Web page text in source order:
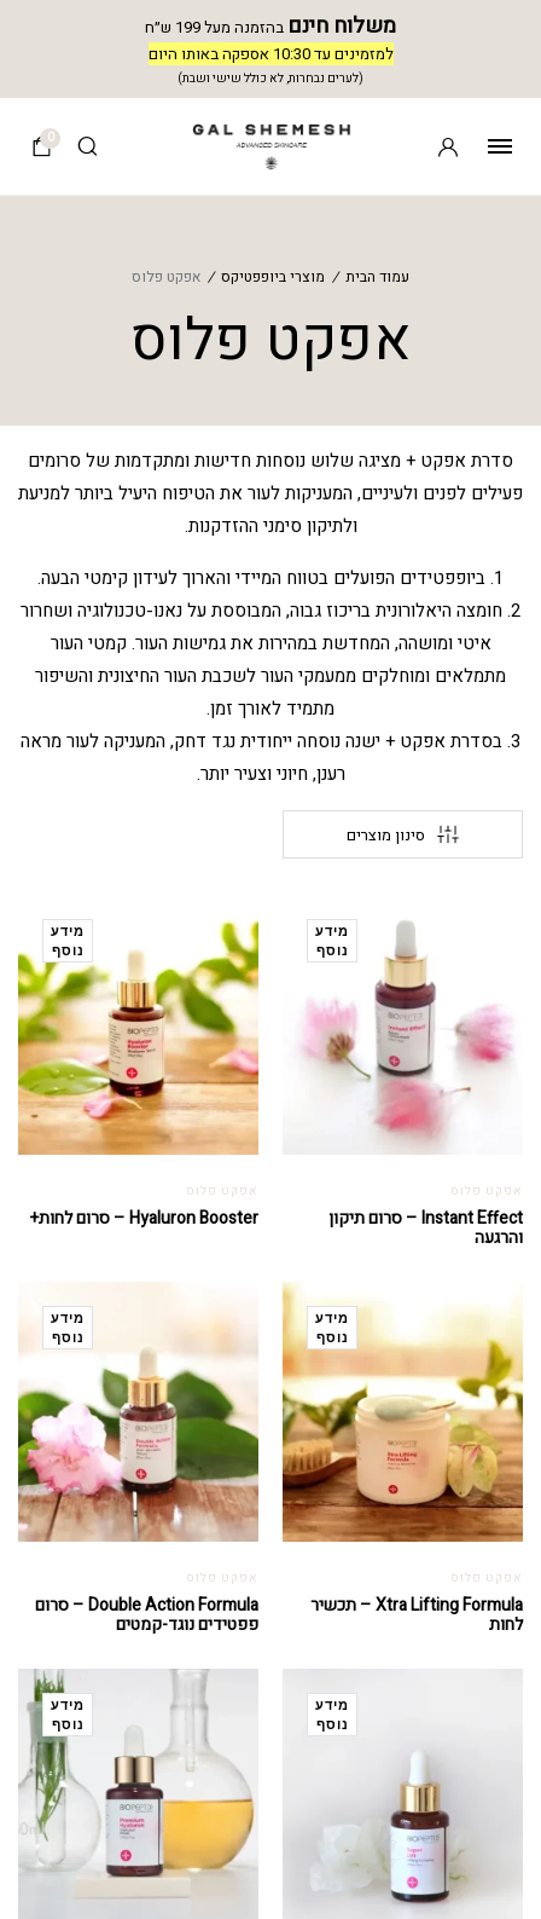
משלוח חינם בהזמנה מעל 199 ש״ח
למזמינים עד 10:30 אספקה באותו היום
(לערים נבחרות, לא כולל שישי ושבת)
0
עמוד הבית / מוצרי ביופפטיקס / אפקט פלוס
אפקט פלוס
סדרת אפקט + מציגה שלוש נוסחות חדישות ומתקדמות של סרומים
פעילים לפנים ולעיניים, המעניקות לעור את הטיפוח היעיל ביותר למניעת
ולתיקון סימני ההזדקנות.
1. ביופפטידים הפועלים בטווח המיידי והארוך לעידון קימטי הבעה.
2. חומצה היאלורונית בריכוז גבוה, המבוססת על נאנו-טכנולוגיה ושחרור
איטי ומושהה, המחדשת במהירות את גמישות העור. קמטי העור
מתמלאים ומוחלקים ממעמקי העור לשכבת העור החיצונית והשיפור
מתמיד לאורך זמן.
3. בסדרת אפקט + ישנה נוסחה ייחודית נגד דחק, המעניקה לעור מראה
רענן, חיוני וצעיר יותר.
סינון מוצרים
מידע
נוסף
אפקט פלוס
Instant Effect – סרום תיקון
והרגעה
מידע
נוסף
אפקט פלוס
Hyaluron Booster – סרום לחות+
מידע
נוסף
אפקט פלוס
Xtra Lifting Formula – תכשיר
לחות
מידע
נוסף
אפקט פלוס
Double Action Formula – סרום
פפטידים נוגד-קמטים
מידע
נוסף
מידע
נוסף